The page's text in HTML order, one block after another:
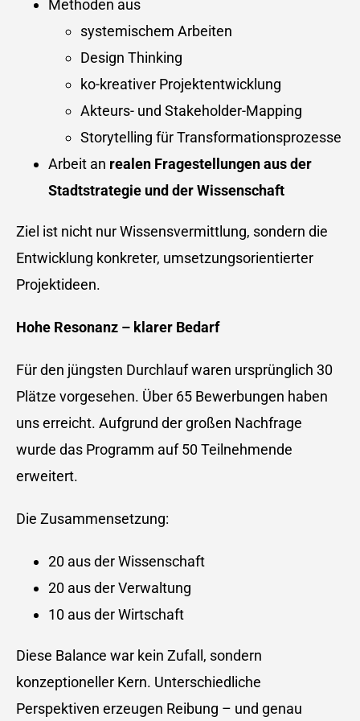
Methoden aus
systemischem Arbeiten
Design Thinking
ko-kreativer Projektentwicklung
Akteurs- und Stakeholder-Mapping
Storytelling für Transformationsprozesse
Arbeit an realen Fragestellungen aus der
Stadtstrategie und der Wissenschaft
Ziel ist nicht nur Wissensvermittlung, sondern die
Entwicklung konkreter, umsetzungsorientierter
Projektideen.
Hohe Resonanz – klarer Bedarf
Für den jüngsten Durchlauf waren ursprünglich 30
Plätze vorgesehen. Über 65 Bewerbungen haben
uns erreicht. Aufgrund der großen Nachfrage
wurde das Programm auf 50 Teilnehmende
erweitert.
Die Zusammensetzung:
20 aus der Wissenschaft
20 aus der Verwaltung
10 aus der Wirtschaft
Diese Balance war kein Zufall, sondern
konzeptioneller Kern. Unterschiedliche
Perspektiven erzeugen Reibung – und genau